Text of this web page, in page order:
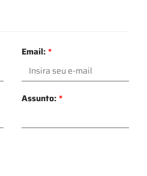
Email:*
Assunto:*